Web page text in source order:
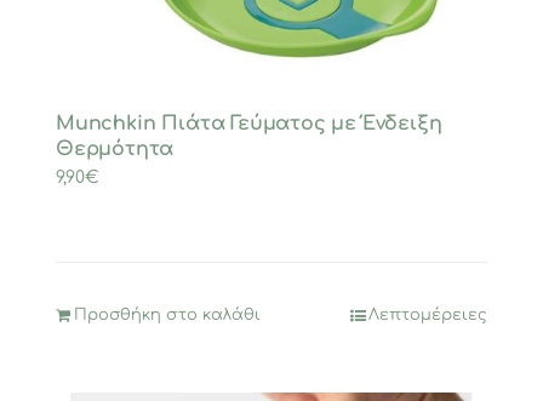
Munchkin Πιάτα Γεύματος με Ένδειξη
Θερμότητα
9,90€
Προσθήκη στο καλάθι Λεπτομέρειες